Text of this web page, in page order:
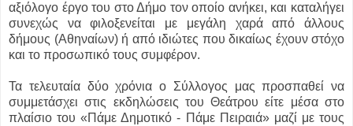
αξιόλογο έργο του στο Δήμο τον οποίο ανήκει, και καταλήγει
συνεχώς να φιλοξενείται με μεγάλη χαρά από άλλους
δήμους (Αθηναίων) ή από ιδιώτες που δικαίως έχουν στόχο
και το προσωπικό τους συμφέρον.
Τα τελευταία δύο χρόνια ο Σύλλογος μας προσπαθεί να
συμμετάσχει στις εκδηλώσεις του Θεάτρου είτε μέσα στο
πλαίσιο του «Πάμε Δημοτικό - Πάμε Πειραιά» μαζί με τους